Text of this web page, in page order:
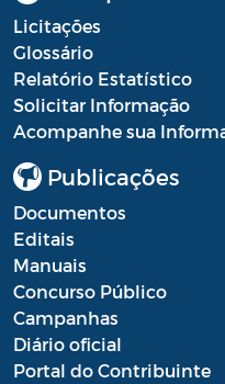
Portarias Sobre o
Processo Seletivo
Programa
Licitações
Glossário
Relatório Estatístico
Solicitar Informação
Acompanhe sua
Publicações
Documentos
Editais
Manuais
Concurso Público
Campanhas
Diário oficial
Portal do Contribuinte